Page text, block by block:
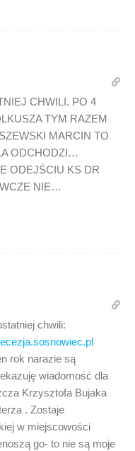
CHWILI. PO 4
TYM RAZEM
MARCIN TO
ODCHODZI…
ODEJŚCIU KS DR
NIE…
chwili:
rok narazie są
wiadomość dla
Krzysztofa Bujaka
. Zostaje
w miejscowości
go- to nie są moje